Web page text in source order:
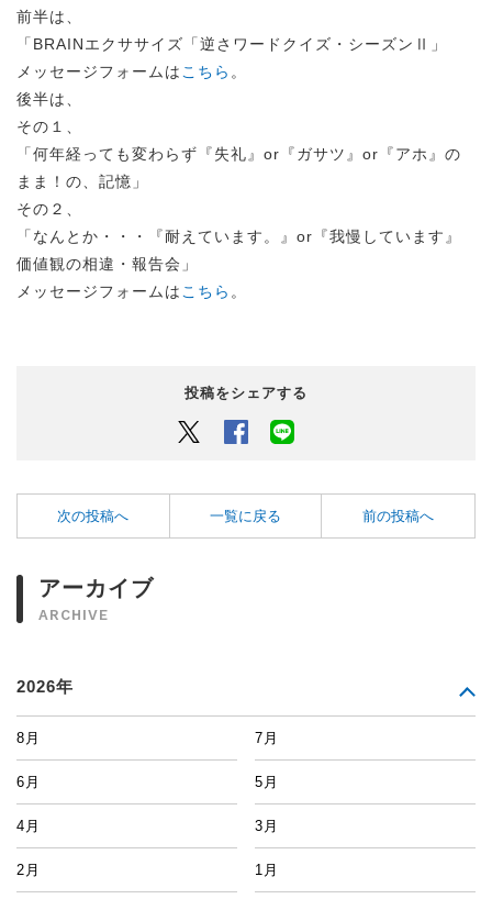
前半は、
「BRAINエクササイズ「逆さワードクイズ・シーズンⅡ」
メッセージフォームはこちら 。
後半は、
その１、
「何年経っても変わらず『失礼』or『ガサツ』or『アホ』の
まま！の、記憶」
その２、
「なんとか・・・『耐えています。』or『我慢しています』
価値観の相違・報告会」
メッセージフォームはこちら 。
投稿をシェアする
Twitter Facebook
次の投稿へ 一覧に戻る 前の投稿へ
アーカイブ
ARCHIVE
2026年
8月 7月
6月 5月
4月 3月
2月 1月